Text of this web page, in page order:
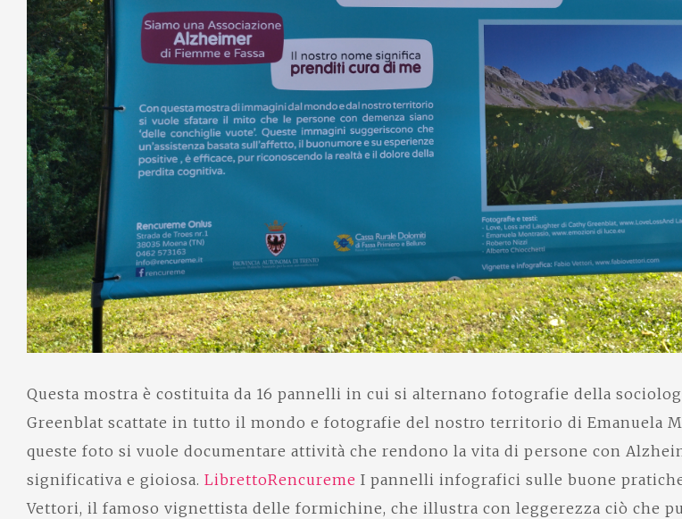
Questa mostra è costituita da 16 pannelli in cui si alternano fotografie della
Greenblat scattate in tutto il mondo e fotografie del nostro territorio di Emanuela
queste foto si vuole documentare attività che rendono la vita di persone con
significativa e gioiosa. LibrettoRencureme I pannelli infografici sulle buone
Vettori, il famoso vignettista delle formichine, che illustra con leggerezza ciò che